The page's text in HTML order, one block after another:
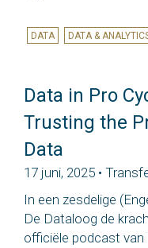
DATA DATA &
Data in Pro
Trusting the
Data
17 juni, 2025 •
In een zesdelige
De Dataloog de
officiële podcast van